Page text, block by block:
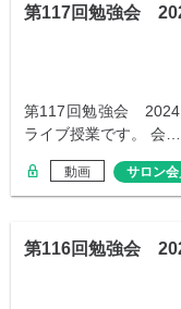
第117回勉強会
第117回勉強会
ライブ授業です。 会…
動画 サロン
第116回勉強会